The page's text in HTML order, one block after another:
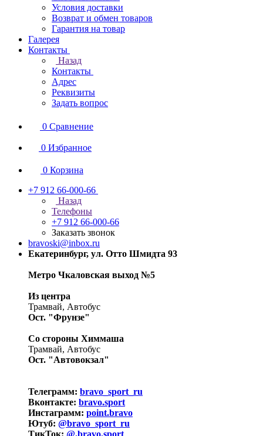
Условия доставки
Возврат и обмен товаров
Гарантия на товар
Галерея
Контакты
Назад
Контакты
Адрес
Реквизиты
Задать вопрос
0 Сравнение
0 Избранное
0 Корзина
+7 912 66-000-66
Назад
Телефоны
+7 912 66-000-66
Заказать звонок
bravoski@inbox.ru
Екатеринбург, ул. Отто Шмидта 93
Метро Чкаловская выход №5
Из центра
Трамвай, Автобус
Ост. "Фрунзе"
Со стороны Химмаша
Трамвай, Автобус
Ост. "Автовокзал"
Телеграмм: bravo_sport_ru
Вконтакте: bravo.sport
Инстаграмм: point.bravo
Ютуб: @bravo_sport_ru
ТикТок: @.bravo.sport